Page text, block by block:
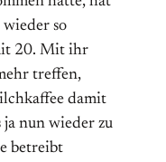
so
20. Mit ihr
treffen,
damit
ja nun wieder zu
betreibt